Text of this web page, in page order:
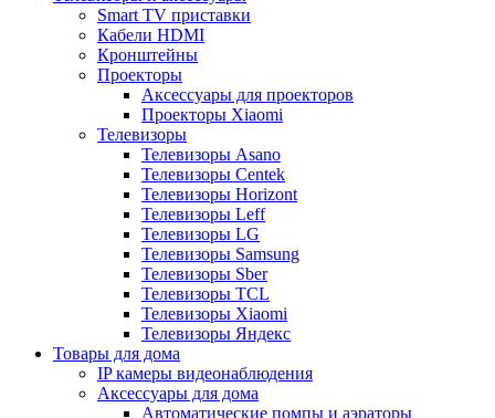
Smart TV приставки
Кабели HDMI
Кронштейны
Проекторы
Аксессуары для проекторов
Проекторы Xiaomi
Телевизоры
Телевизоры Asano
Телевизоры Centek
Телевизоры Horizont
Телевизоры Leff
Телевизоры LG
Телевизоры Samsung
Телевизоры Sber
Телевизоры TCL
Телевизоры Xiaomi
Телевизоры Яндекс
Товары для дома
IP камеры видеонаблюдения
Аксессуары для дома
Автоматические помпы и аэраторы